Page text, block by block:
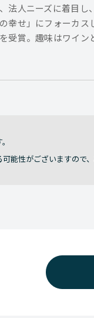
法人ニーズに着目し
幸せ」にフォーカ
受賞。趣味はワイン
能性がございますので